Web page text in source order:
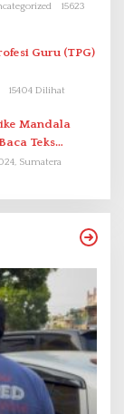
15623
Guru (TPG)
15404 Dilihat
Teks
Sumatera